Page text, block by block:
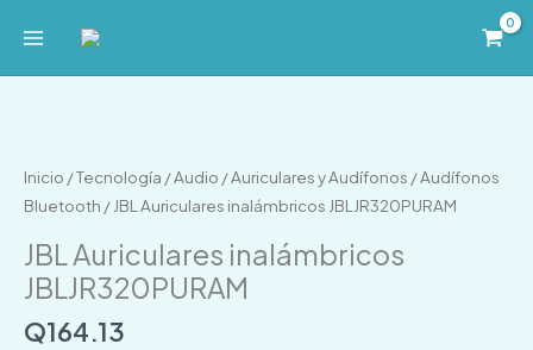
Inicio /Tecnología /Audio /Auriculares y Audífonos /Audífonos
Bluetooth / JBL Auriculares inalámbricos JBLJR320PURAM
JBL Auriculares inalámbricos
JBLJR320PURAM
Q164.13
inalámbricos
JBLJR320PURAM